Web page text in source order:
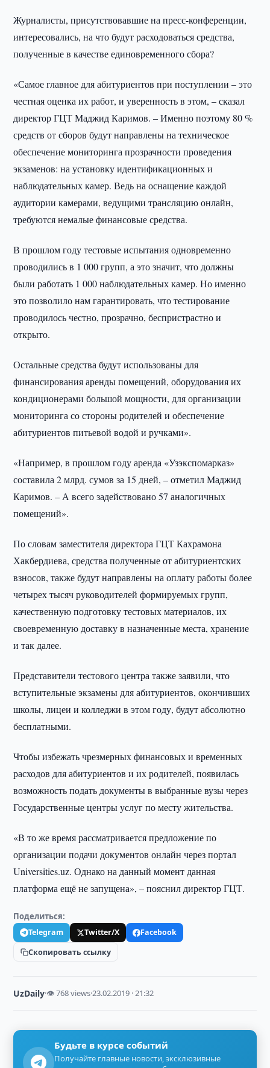
Журналисты, присутствовавшие на пресс-конференции,
интересовались, на что будут расходоваться средства,
полученные в качестве единовременного сбора?
«Самое главное для абитуриентов при поступлении – это
честная оценка их работ, и уверенность в этом, – сказал
директор ГЦТ Маджид Каримов. – Именно поэтому 80 %
средств от сборов будут направлены на техническое
обеспечение мониторинга прозрачности проведения
экзаменов: на установку идентификационных и
наблюдательных камер. Ведь на оснащение каждой
аудитории камерами, ведущими трансляцию онлайн,
требуются немалые финансовые средства.
В прошлом году тестовые испытания одновременно
проводились в 1 000 групп, а это значит, что должны
были работать 1 000 наблюдательных камер. Но именно
это позволило нам гарантировать, что тестирование
проводилось честно, прозрачно, беспристрастно и
открыто.
Остальные средства будут использованы для
финансирования аренды помещений, оборудования их
кондиционерами большой мощности, для организации
мониторинга со стороны родителей и обеспечение
абитуриентов питьевой водой и ручками».
«Например, в прошлом году аренда «Узэкспомарказ»
составила 2 млрд. сумов за 15 дней, – отметил Маджид
Каримов. – А всего задействовано 57 аналогичных
помещений».
По словам заместителя директора ГЦТ Кахрамона
Хакбердиева, средства полученные от абитуриентских
взносов, также будут направлены на оплату работы более
четырех тысяч руководителей формируемых групп,
качественную подготовку тестовых материалов, их
своевременную доставку в назначенные места, хранение
и так далее.
Представители тестового центра также заявили, что
вступительные экзамены для абитуриентов, окончивших
школы, лицеи и колледжи в этом году, будут абсолютно
бесплатными.
Чтобы избежать чрезмерных финансовых и временных
расходов для абитуриентов и их родителей, появилась
возможность подать документы в выбранные вузы через
Государственные центры услуг по месту жительства.
«В то же время рассматривается предложение по
организации подачи документов онлайн через портал
Universities.uz. Однако на данный момент данная
платформа ещё не запущена», – пояснил директор ГЦТ.
Поделиться:
Telegram Twitter/X
Facebook
Скопировать ссылку
UzDaily·👁 768 views·23.02.2019 · 21:32
Будьте в курсе событий
Получайте главные новости, эксклюзивные